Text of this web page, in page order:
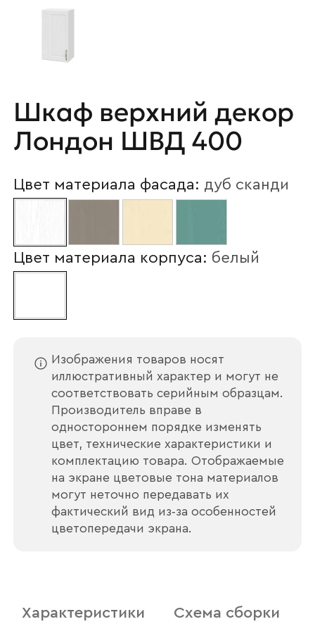
Шкаф верхний декор
Лондон ШВД 400
Цвет материала фасада: дуб сканди
Цвет материала корпуса: белый
Изображения товаров носят
иллюстративный характер и могут не
соответствовать серийным образцам.
Производитель вправе в
одностороннем порядке изменять
цвет, технические характеристики и
комплектацию товара. Отображаемые
на экране цветовые тона материалов
могут неточно передавать их
фактический вид из‑за особенностей
цветопередачи экрана.
Характеристики Схема сборки
Ваше имя
Наименование организации